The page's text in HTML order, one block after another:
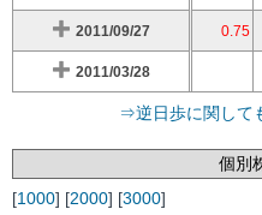
2011/09/27 0.75
2011/03/28
⇒逆日歩に関して
個別
[1000] [2000] [3000]